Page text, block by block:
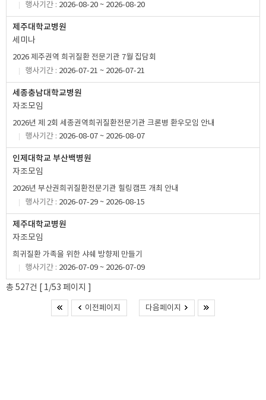
행사기간 : 2026-08-20 ~ 2026-08-20
제주대학교병원
세미나
2026 제주권역 희귀질환 전문기관 7월 집담회
행사기간 : 2026-07-21 ~ 2026-07-21
세종충남대학교병원
자조모임
2026년 제 2회 세종권역희귀질환전문기관 크론병 환우모임 안내
행사기간 : 2026-08-07 ~ 2026-08-07
인제대학교 부산백병원
자조모임
2026년 부산권희귀질환전문기관 힐링캠프 개최 안내
행사기간 : 2026-07-29 ~ 2026-08-15
제주대학교병원
자조모임
희귀질환 가족을 위한 샤쉐 방향제 만들기
행사기간 : 2026-07-09 ~ 2026-07-09
총 527건 [ 1/53 페이지 ]
이전페이지 다음페이지